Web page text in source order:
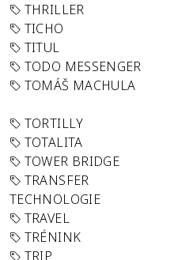
THRILLER
TICHO
TITUL
TODO MESSENGER
TOMÁŠ MACHULA
TORTILLY
TOTALITA
TOWER BRIDGE
TRANSFER
TECHNOLOGIE
TRAVEL
TRÉNINK
TRIP